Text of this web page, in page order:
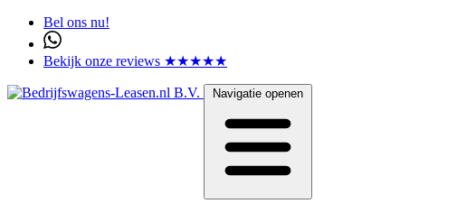
Bel ons nu!
Bekijk onze reviews ★★★★★
Navigatie openen